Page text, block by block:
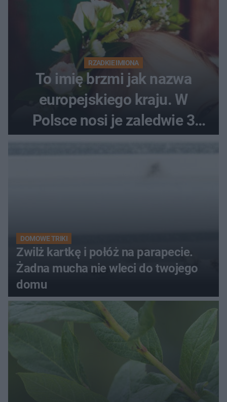
RZADKIE IMIONA
To imię brzmi jak nazwa
europejskiego kraju. W
Polsce nosi je zaledwie 3
kobiety
DOMOWE TRIKI
Zwilż kartkę i połóż na parapecie.
Żadna mucha nie wleci do twojego
domu